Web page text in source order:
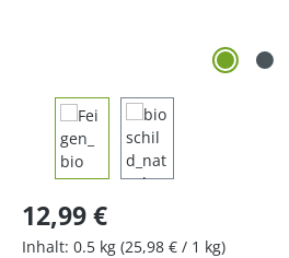
Regulärer Preis:
12,99 €
Inhalt: 0.5 kg (25,98 € / 1 kg)